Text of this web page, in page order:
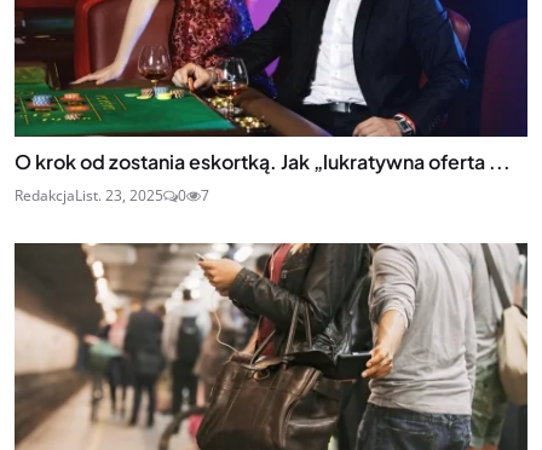
O krok od zostania eskortką. Jak „lukratywna oferta ...
RedakcjaList. 23, 2025 0 7